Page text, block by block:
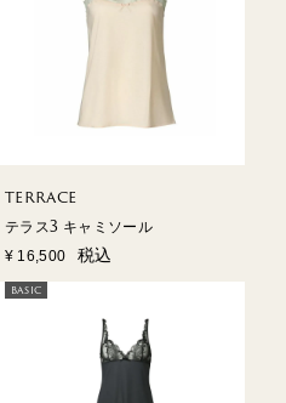
TERRACE
テラス3 キャミソール
¥ 16,500 税込
BASIC